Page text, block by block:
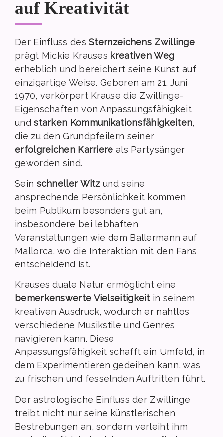
auf Kreativität
Der Einfluss desSternzeichens Zwillinge
prägt Mickie Krauses kreativen Weg
erheblich und bereichert seine Kunst auf
einzigartige Weise. Geboren am 21. Juni
1970, verkörpert Krause die Zwillinge-
Eigenschaften von Anpassungsfähigkeit
undstarken Kommunikationsfähigkeiten,
die zu den Grundpfeilern seiner
erfolgreichen Karriere als Partysänger
geworden sind.
Sein schneller Witzund seine
ansprechende Persönlichkeit kommen
beim Publikum besonders gut an,
insbesondere bei lebhaften
Veranstaltungen wie dem Ballermann auf
Mallorca, wo die Interaktion mit den Fans
entscheidend ist.
Krauses duale Natur ermöglicht eine
bemerkenswerte Vielseitigkeitin seinem
kreativen Ausdruck, wodurch er nahtlos
verschiedene Musikstile und Genres
navigieren kann. Diese
Anpassungsfähigkeit schafft ein Umfeld, in
dem Experimentieren gedeihen kann, was
zu frischen und fesselnden Auftritten führt.
Der astrologische Einfluss der Zwillinge
treibt nicht nur seine künstlerischen
Bestrebungen an, sondern verleiht ihm